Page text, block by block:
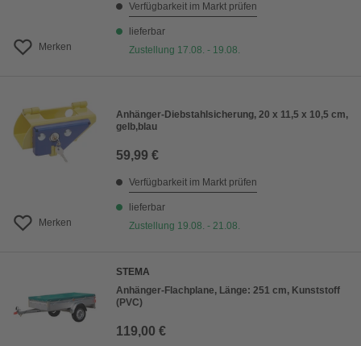
Merken
Verfügbarkeit im Markt prüfen
lieferbar
Zustellung 17.08. - 19.08.
Merken
Anhänger-Diebstahlsicherung, 20 x 11,5 x 10,5 cm,
gelb,blau
59,99 €
Verfügbarkeit im Markt prüfen
lieferbar
Zustellung 19.08. - 21.08.
STEMA
Anhänger-Flachplane, Länge: 251 cm, Kunststoff
(PVC)
119,00 €